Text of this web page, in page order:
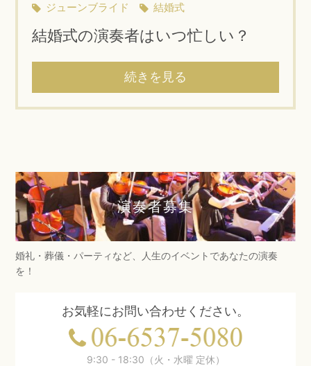
ジューンブライド
結婚式
結婚式の演奏者はいつ忙しい？
続きを見る
演奏者募集
婚礼・葬儀・パーティなど、人生のイベントであなたの演奏
を！
お気軽にお問い合わせください。
9:30 - 18:30（火・水曜 定休）